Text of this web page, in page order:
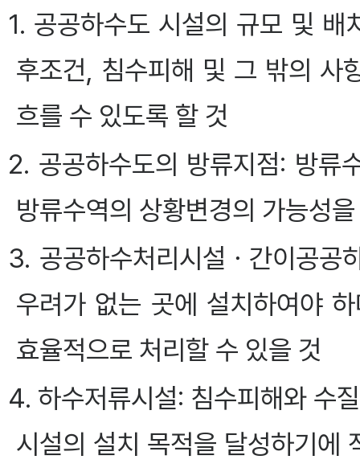
1. 공공하수도 시설의 규모 및
후조건, 침수피해 및 그 밖의 사
흐를 수 있도록 할 것
2. 공공하수도의 방류지점: 방류
방류수역의 상황변경의 가능성
3. 공공하수처리시설ㆍ간이공공
우려가 없는 곳에 설치하여야
효율적으로 처리할 수 있을 것
4. 하수저류시설: 침수피해와 수
시설의 설치 목적을 달성하기에